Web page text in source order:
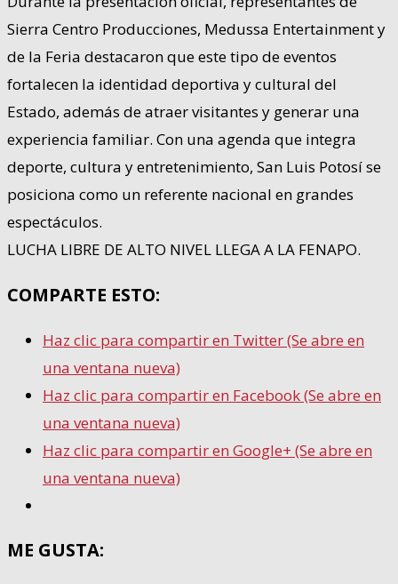
Sierra Centro Producciones, Medussa Entertainment y
de la Feria destacaron que este tipo de eventos
fortalecen la identidad deportiva y cultural del
Estado, además de atraer visitantes y generar una
experiencia familiar. Con una agenda que integra
deporte, cultura y entretenimiento, San Luis Potosí se
posiciona como un referente nacional en grandes
espectáculos.
LUCHA LIBRE DE ALTO NIVEL LLEGA A LA FENAPO.
COMPARTE ESTO:
Haz clic para compartir en Twitter (Se abre en
una ventana nueva)
Haz clic para compartir en Facebook (Se abre en
una ventana nueva)
Haz clic para compartir en Google+ (Se abre en
una ventana nueva)
ME GUSTA: